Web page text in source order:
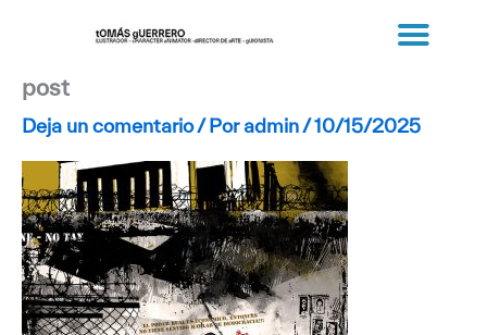
contenido
post
Deja un comentario/ Poradmin/10/15/2025